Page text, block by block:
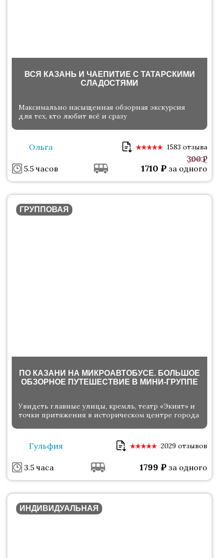
ВСЯ КАЗАНЬ И ЧАЕПИТИЕ С ТАТАРСКИМИ
СЛАДОСТЯМИ
Максимально насыщенная обзорная экскурсия
для тех, кто любит всё и сразу
Ольга 1583 отзыва
5.5 часов 1710 ₽ за одного
300 ₽
ГРУППОВАЯ
ПО КАЗАНИ НА МИКРОАВТОБУСЕ. БОЛЬШОЕ
ОБЗОРНОЕ ПУТЕШЕСТВИЕ В МИНИ-ГРУППЕ
Увидеть главные улицы, кремль, театр «Экият» и
точки притяжения в историческом центре города
Гульфия 2029 отзывов
3.5 часа 1799 ₽ за одного
ИНДИВИДУАЛЬНАЯ